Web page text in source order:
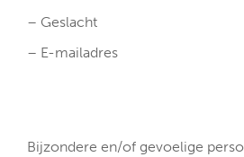
– Geslacht
– E-mailadres
Bijzondere en/of gevoelige